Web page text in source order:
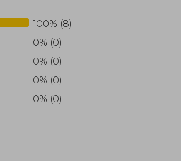
la literatura actual.
100% (8)
0% (0)
0% (0)
0% (0)
0% (0)